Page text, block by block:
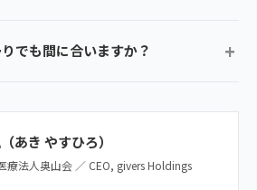
でも間に合いますか？
あき やすひろ）
療法人奥山会 ／ CEO, givers Holdings